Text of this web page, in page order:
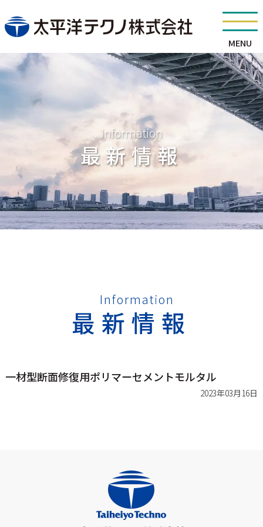
MENU
Information
最新情報
Information
最新情報
一材型断面修復用ポリマーセメントモルタル
2023年03月16日